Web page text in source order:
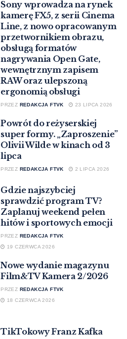
Sony wprowadza na rynek
kamerę FX5, z serii Cinema
Line, z nowo opracowanym
przetwornikiem obrazu,
obsługą formatów
nagrywania Open Gate,
wewnętrznym zapisem
RAW oraz ulepszoną
ergonomią obsługi
PRZEZ REDAKCJA FTVK 23 LIPCA 2026
Powrót do reżyserskiej
super formy. „Zaproszenie”
Olivii Wilde w kinach od 3
lipca
PRZEZ REDAKCJA FTVK 2 LIPCA 2026
Gdzie najszybciej
sprawdzić program TV?
Zaplanuj weekend pełen
hitów i sportowych emocji
PRZEZ REDAKCJA FTVK
19 CZERWCA 2026
Nowe wydanie magazynu
Film&TV Kamera 2/2026
PRZEZ REDAKCJA FTVK
18 CZERWCA 2026
TikTokowy Franz Kafka